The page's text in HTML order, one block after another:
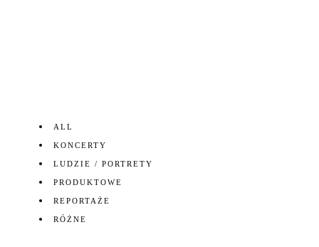
ALL
KONCERTY
LUDZIE / PORTRETY
PRODUKTOWE
REPORTAŻE
RÓŻNE